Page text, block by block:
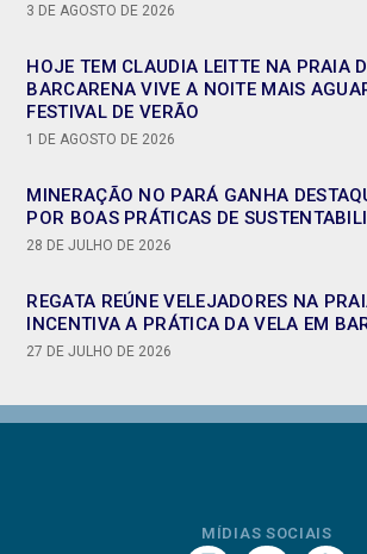
3 DE AGOSTO DE 2026
HOJE TEM CLAUDIA LEITTE NA PRAIA
BARCARENA VIVE A NOITE MAIS
FESTIVAL DE VERÃO
1 DE AGOSTO DE 2026
MINERAÇÃO NO PARÁ GANHA
POR BOAS PRÁTICAS DE
28 DE JULHO DE 2026
REGATA REÚNE VELEJADORES NA
INCENTIVA A PRÁTICA DA VELA EM
27 DE JULHO DE 2026
MÍDIAS SOCIAIS